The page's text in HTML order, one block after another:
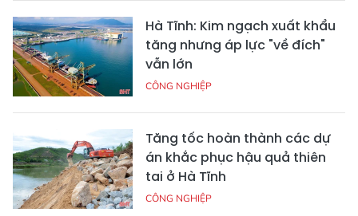
Hà Tĩnh: Kim ngạch xuất khẩu
tăng nhưng áp lực "về đích"
vẫn lớn
CÔNG NGHIỆP
Tăng tốc hoàn thành các dự
án khắc phục hậu quả thiên
tai ở Hà Tĩnh
CÔNG NGHIỆP